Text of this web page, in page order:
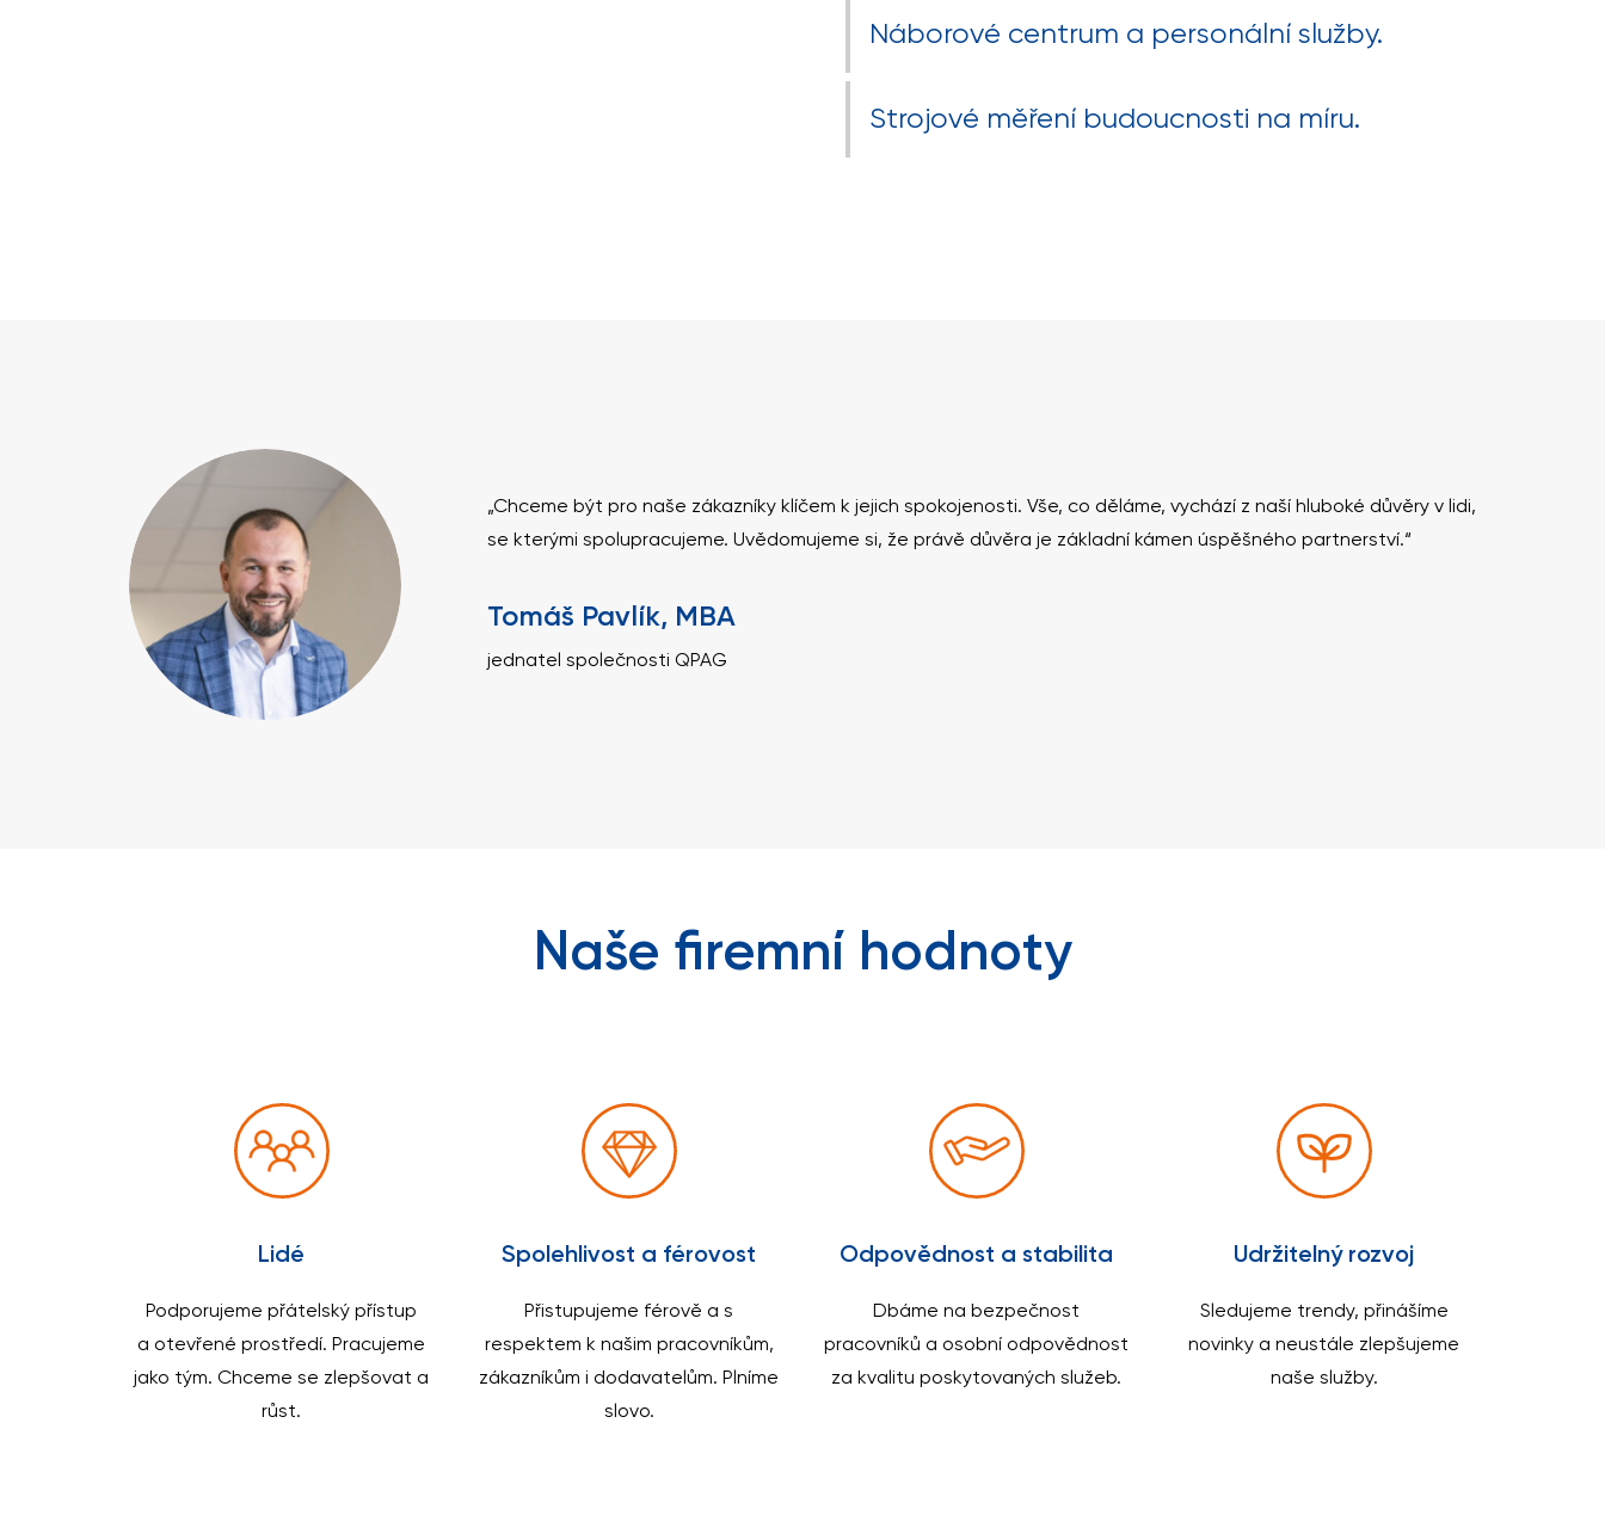
Náborové centrum a personální služby.
Strojové měření budoucnosti na míru.
„Chceme být pro naše zákazníky klíčem k jejich spokojenosti. Vše, co děláme, vychází z naší hluboké důvěry v lidi,
se kterými spolupracujeme. Uvědomujeme si, že právě důvěra je základní kámen úspěšného partnerství.“
Tomáš Pavlík, MBA
jednatel společnosti QPAG
Naše firemní hodnoty
Lidé
Podporujeme přátelský přístup
a otevřené prostředí. Pracujeme
jako tým. Chceme se zlepšovat a
růst.
Spolehlivost a férovost
Přistupujeme férově a s
respektem k našim pracovníkům,
zákazníkům i dodavatelům. Plníme
slovo.
Odpovědnost a stabilita
Dbáme na bezpečnost
pracovníků a osobní odpovědnost
za kvalitu poskytovaných služeb.
Udržitelný rozvoj
Sledujeme trendy, přinášíme
novinky a neustále zlepšujeme
naše služby.